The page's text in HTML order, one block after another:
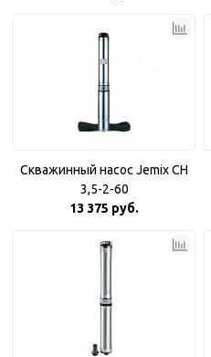
Скважинный насос Jemix CH
3,5-2-60
13 375 руб.